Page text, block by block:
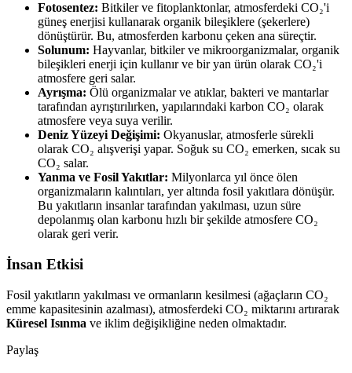
Fotosentez: Bitkiler ve fitoplanktonlar, atmosferdeki CO₂'i
güneş enerjisi kullanarak organik bileşiklere (şekerlere)
dönüştürür. Bu, atmosferden karbonu çeken ana süreçtir.
Solunum: Hayvanlar, bitkiler ve mikroorganizmalar, organik
bileşikleri enerji için kullanır ve bir yan ürün olarak CO₂'i
atmosfere geri salar.
Ayrışma: Ölü organizmalar ve atıklar, bakteri ve mantarlar
tarafından ayrıştırılırken, yapılarındaki karbon CO₂ olarak
atmosfere veya suya verilir.
Deniz Yüzeyi Değişimi: Okyanuslar, atmosferle sürekli
olarak CO₂ alışverişi yapar. Soğuk su CO₂ emerken, sıcak su
CO₂ salar.
Yanma ve Fosil Yakıtlar: Milyonlarca yıl önce ölen
organizmaların kalıntıları, yer altında fosil yakıtlara dönüşür.
Bu yakıtların insanlar tarafından yakılması, uzun süre
depolanmış olan karbonu hızlı bir şekilde atmosfere CO₂
olarak geri verir.
İnsan Etkisi
Fosil yakıtların yakılması ve ormanların kesilmesi (ağaçların CO₂
emme kapasitesinin azalması), atmosferdeki CO₂ miktarını artırarak
Küresel Isınma ve iklim değişikliğine neden olmaktadır.
Paylaş